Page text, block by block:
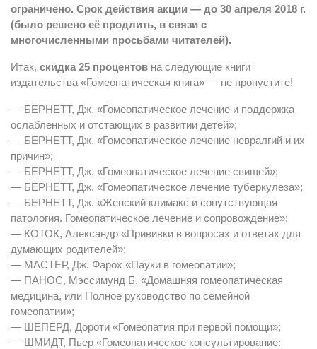
ограничено. Срок действия акции — до 30 апреля 2018 г.
(было решено её продлить, в связи с
многочисленными просьбами читателей).
Итак, скидка 25 процентов на следующие книги
издательства «Гомеопатическая книга» — не пропустите!
— БЕРНЕТТ, Дж. «Гомеопатическое лечение и поддержка
ослабленных и отстающих в развитии детей»;
— БЕРНЕТТ, Дж. «Гомеопатическое лечение невралгий и их
причин»;
— БЕРНЕТТ, Дж. «Гомеопатическое лечение свищей»;
— БЕРНЕТТ, Дж. «Гомеопатическое лечение туберкулеза»;
— БЕРНЕТТ, Дж. «Женский климакс и сопутствующая
патология. Гомеопатическое лечение и сопровождение»;
— КОТОК, Александр «Прививки в вопросах и ответах для
думающих родителей»;
— МАСТЕР, Дж. Фарох «Пауки в гомеопатии»;
— ПАНОС, Мэссимунд Б. «Домашняя гомеопатическая
медицина, или Полное руководство по семейной
гомеопатии»;
— ШЕПЕРД, Дороти «Гомеопатия при первой помощи»;
— ШМИДТ, Пьер «Гомеопатическое консультирование: